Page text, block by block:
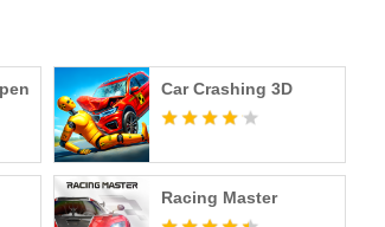
Car Crashing 3D
Racing Master